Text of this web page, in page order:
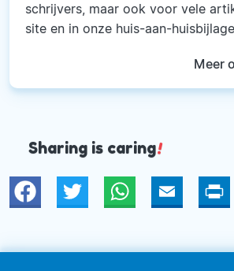
schrijvers, maar ook voor vele
site en in onze huis-aan-
Meer
Sharing is caring!
Twitter WhatsAppEmail Print